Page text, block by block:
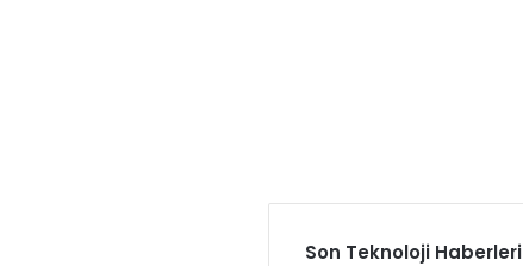
Son Teknoloji Haberleri